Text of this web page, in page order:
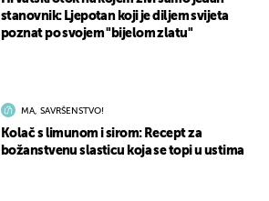
stanovnik: Ljepotan koji je diljem svijeta
poznat po svojem "bijelom zlatu"
MA, SAVRŠENSTVO!
Kolač s limunom i sirom: Recept za
božanstvenu slasticu koja se topi u ustima